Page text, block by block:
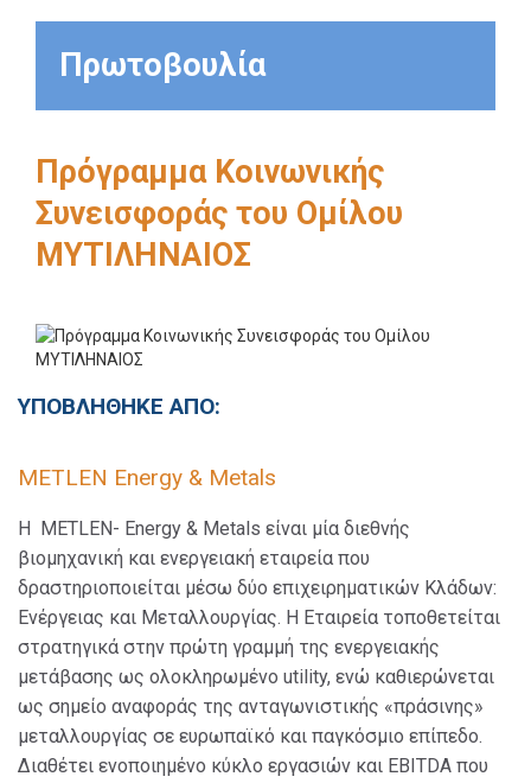
Πρωτοβουλία
Πρόγραμμα Κοινωνικής
Συνεισφοράς του Ομίλου
ΜΥΤΙΛΗΝΑΙΟΣ
ΥΠΟΒΛΗΘΗΚΕ ΑΠΟ:
METLEN Energy & Metals
Η METLEN- Energy & Metals είναι μία διεθνής
βιομηχανική και ενεργειακή εταιρεία που
δραστηριοποιείται μέσω δύο επιχειρηματικών Κλάδων:
Ενέργειας και Μεταλλουργίας. Η Εταιρεία τοποθετείται
στρατηγικά στην πρώτη γραμμή της ενεργειακής
μετάβασης ως ολοκληρωμένο utility, ενώ καθιερώνεται
ως σημείο αναφοράς της ανταγωνιστικής «πράσινης»
μεταλλουργίας σε ευρωπαϊκό και παγκόσμιο επίπεδο.
Διαθέτει ενοποιημένο κύκλο εργασιών και EBITDA που